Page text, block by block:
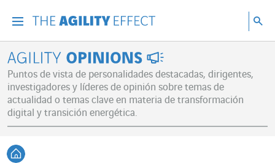
Agility Opinions
Puntos de vista de personalidades destacadas, dirigentes,
investigadores y líderes de opinión sobre temas de
actualidad o temas clave en materia de transformación
digital y transición energética.
Volver a Inicio